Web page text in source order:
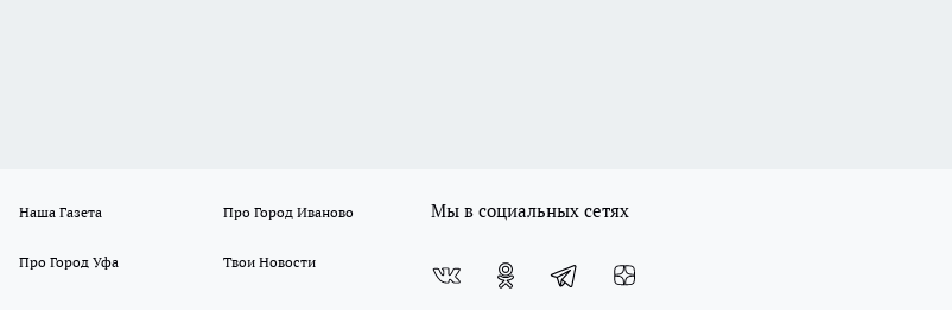
Наша Газета Про Город Иваново
Про Город Уфа Твои Новости
Мы в социальных сетях